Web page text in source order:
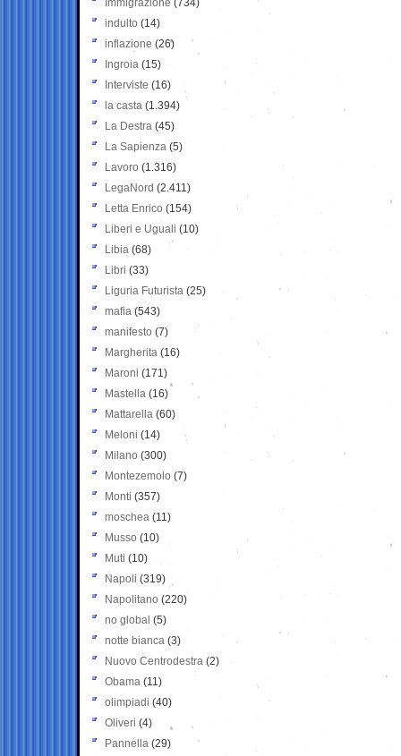
Immigrazione (734)
indulto (14)
inflazione (26)
Ingroia (15)
Interviste (16)
la casta (1.394)
La Destra (45)
La Sapienza (5)
Lavoro (1.316)
LegaNord (2.411)
Letta Enrico (154)
Liberi e Uguali (10)
Libia (68)
Libri (33)
Liguria Futurista (25)
mafia (543)
manifesto (7)
Margherita (16)
Maroni (171)
Mastella (16)
Mattarella (60)
Meloni (14)
Milano (300)
Montezemolo (7)
Monti (357)
moschea (11)
Musso (10)
Muti (10)
Napoli (319)
Napolitano (220)
no global (5)
notte bianca (3)
Nuovo Centrodestra (2)
Obama (11)
olimpiadi (40)
Oliveri (4)
Pannella (29)